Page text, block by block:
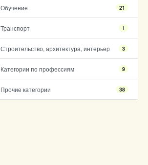
Обучение 21
Транспорт 1
Строительство, архитектура, интерьер 3
Категории по профессиям 9
Прочие категории 38